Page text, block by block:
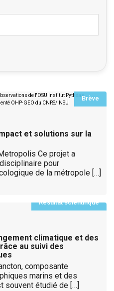
Brève
et solutions sur la
Ce projet a
pour
de la métropole […]
Résultat scientifique
climatique et des
au suivi des
composante
marins et des
souvent étudié de […]